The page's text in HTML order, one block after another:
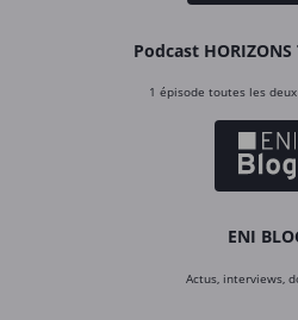
Podcast HORIZONS
1 épisode toutes les
ENI
Actus, interviews,